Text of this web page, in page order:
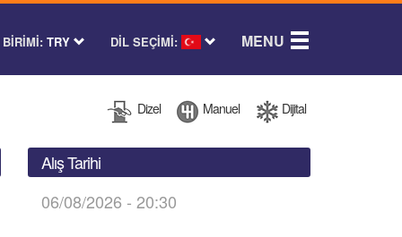
TRY DİL SEÇİMİ: MENU
Dizel Manuel Dijital
Alış Tarihi
06/08/2026 - 20:30